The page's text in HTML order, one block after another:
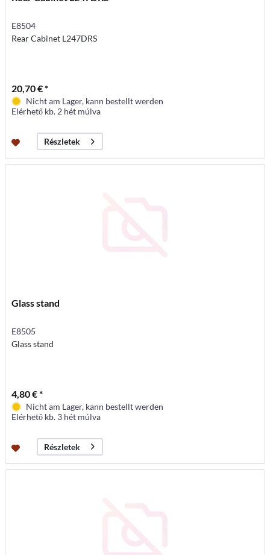
E8504
Rear Cabinet L247DRS
20,70 € *
Nicht am Lager, kann bestellt werden
Elérhető kb. 2 hét múlva
Részletek
Glass stand
E8505
Glass stand
4,80 € *
Nicht am Lager, kann bestellt werden
Elérhető kb. 3 hét múlva
Részletek